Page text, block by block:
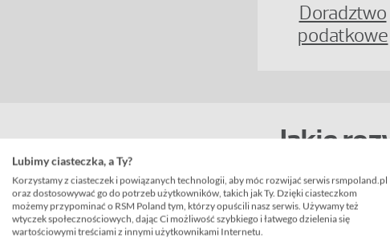
Doradztwo
podatkowe
Jakie
lokalne
Koncepcja
brodą”.
Lubimy ciasteczka, a Ty?
Korzystamy z ciasteczek i powiązanych technologii, aby móc rozwijać serwis rsmpoland.pl
oraz dostosowywać go do potrzeb użytkowników, takich jak Ty. Dzięki ciasteczkom
możemy przypominać o RSM Poland tym, którzy opuścili nasz serwis. Używamy też
wtyczek społecznościowych, dając Ci możliwość szybkiego i łatwego dzielenia się
wartościowymi treściami z innymi użytkownikami Internetu.